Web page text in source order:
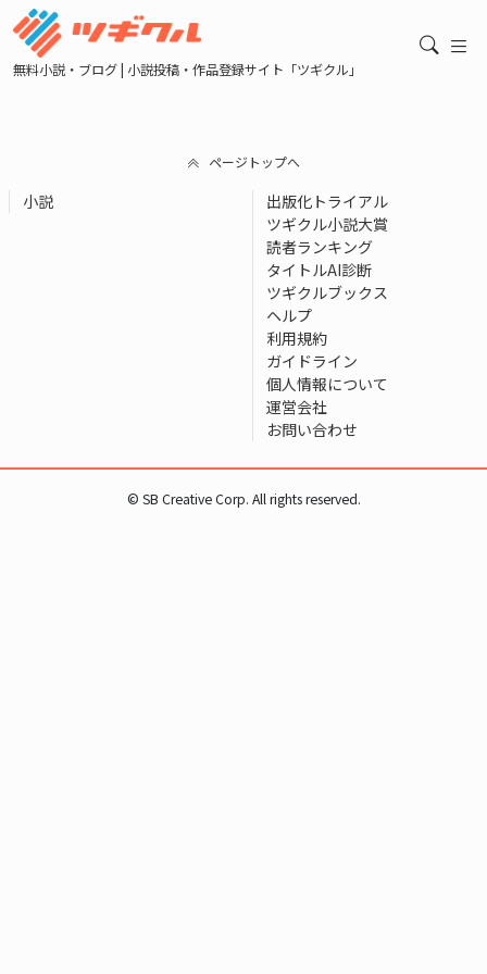
無料小説・ブログ | 小説投稿・作品登録サイト「ツギクル」
ページトップへ
小説
出版化トライアル
ツギクル小説大賞
読者ランキング
タイトルAI診断
ツギクルブックス
ヘルプ
利用規約
ガイドライン
個人情報について
運営会社
お問い合わせ
© SB Creative Corp. All rights reserved.